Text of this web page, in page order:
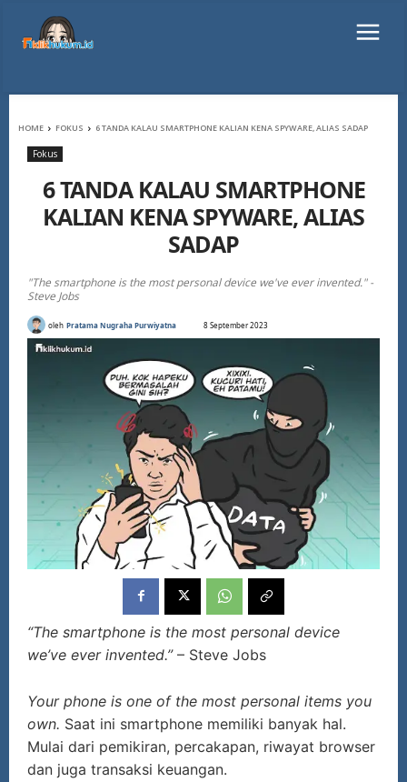
HOME FOKUS 6 TANDA KALAU SMARTPHONE KALIAN KENA SPYWARE, ALIAS SADAP
Fokus
6 TANDA KALAU SMARTPHONE
KALIAN KENA SPYWARE, ALIAS
SADAP
"The smartphone is the most personal device we've ever invented." -
Steve Jobs
oleh Pratama Nugraha Purwiyatna 8 September 2023
“The smartphone is the most personal device
we’ve ever invented.”– Steve Jobs
Your phone is one of the most personal items you
own. Saat ini smartphone memiliki banyak hal.
Mulai dari pemikiran, percakapan, riwayat browser
dan juga transaksi keuangan.